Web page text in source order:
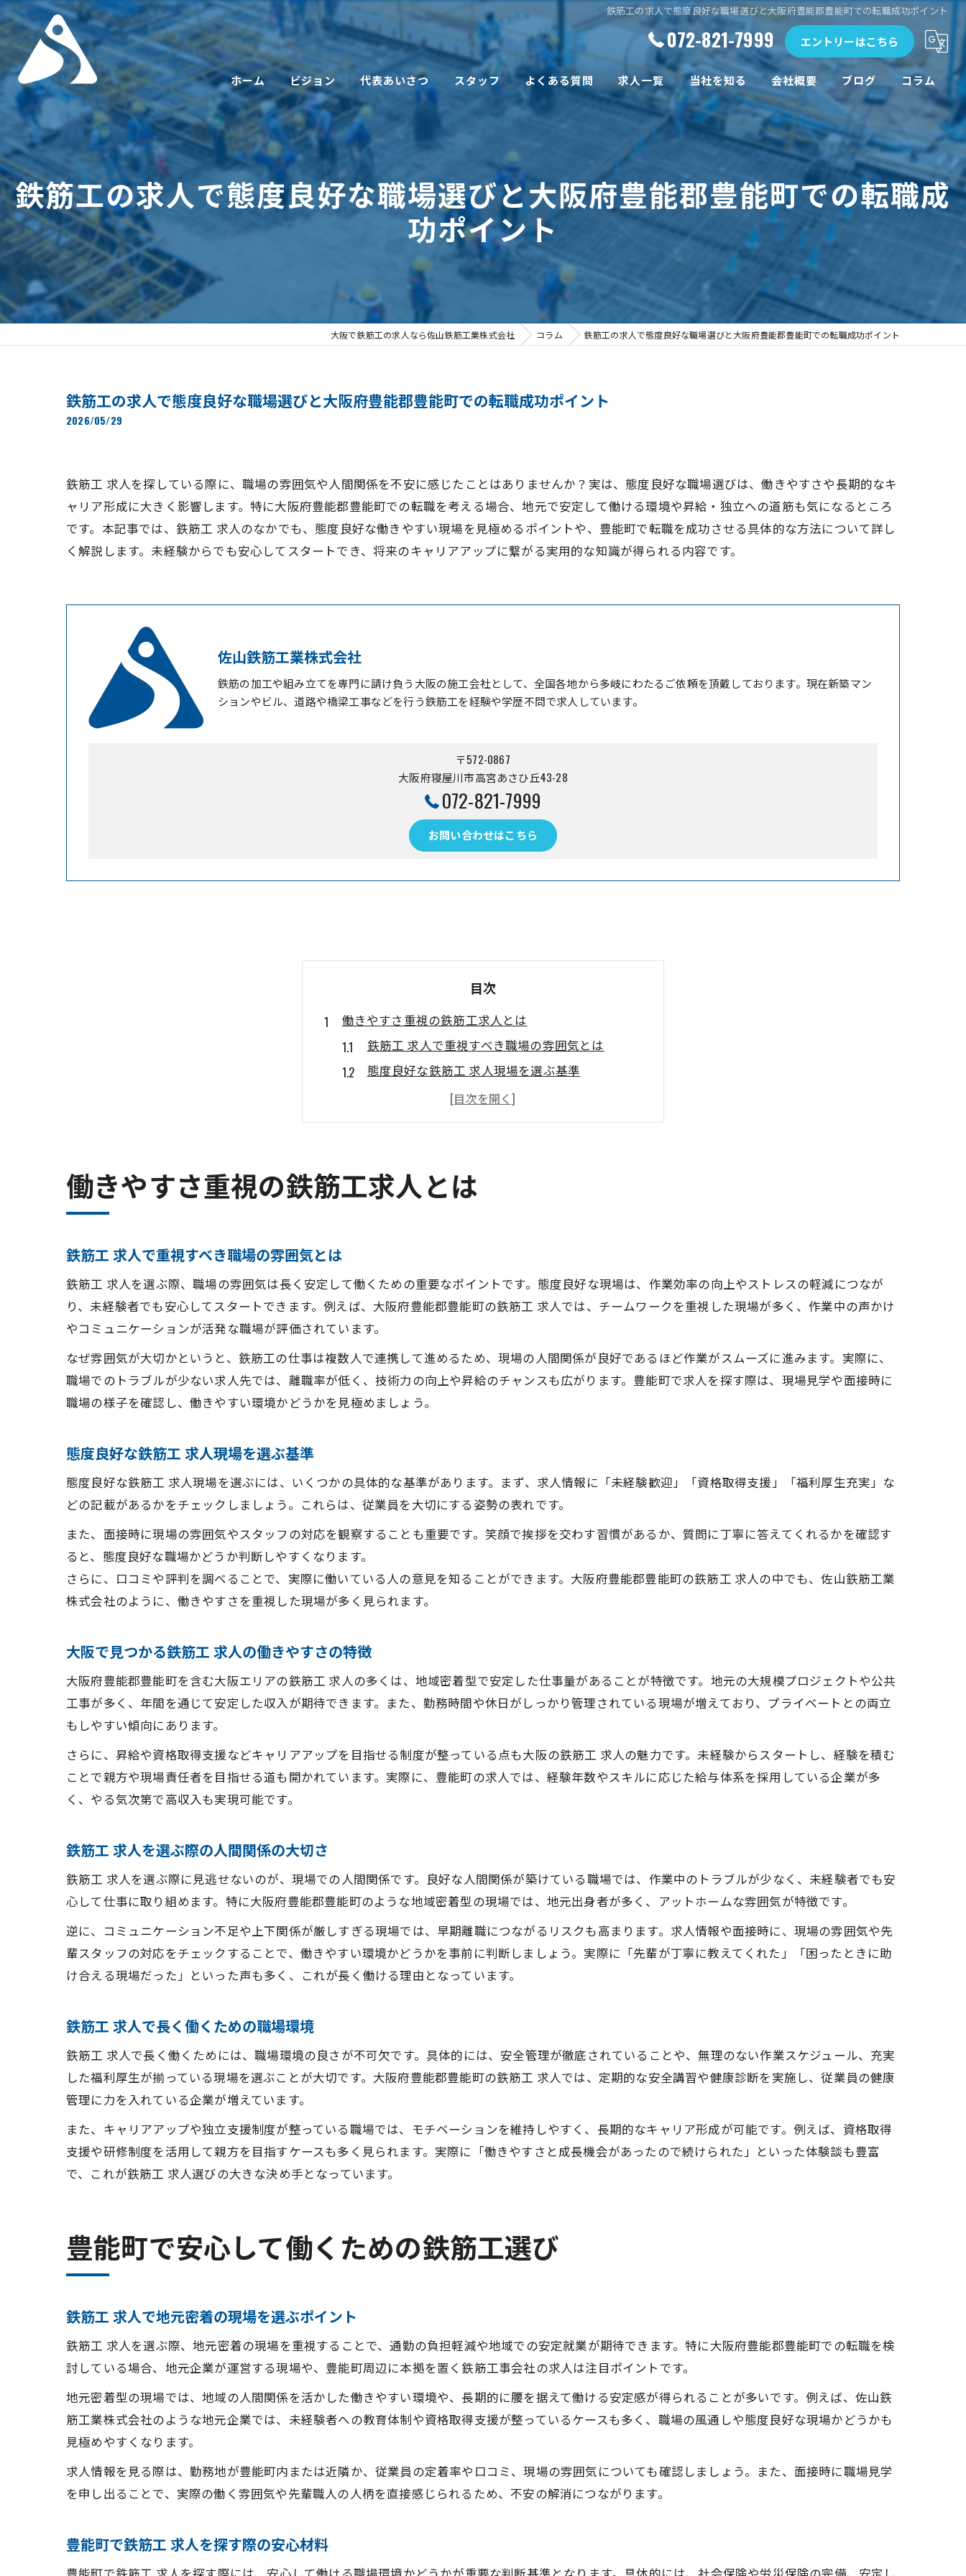
鉄筋工の求人で態度良好な職場選びと大阪府豊能郡豊能町での転職成功ポイント
072-821-7999 エントリーはこちら
ホーム ビジョン 代表あいさつ スタッフ よくある質問 求人一覧 当社を知る
未経験
会社概要 ブログ コラム
鉄筋工の求人で態度良好な職場選びと大阪府豊能郡豊能町での転職成
功ポイント
大阪で鉄筋工の求人なら佐山鉄筋工業株式会社 コラム 鉄筋工の求人で態度良好な職場選びと大阪府豊能郡豊能町での転職成功ポイント
鉄筋工の求人で態度良好な職場選びと大阪府豊能郡豊能町での転職成功ポイント
2026/05/29
鉄筋工 求人を探している際に、職場の雰囲気や人間関係を不安に感じたことはありませんか？実は、態度良好な職場選びは、働きやすさや長期的なキ
ャリア形成に大きく影響します。特に大阪府豊能郡豊能町での転職を考える場合、地元で安定して働ける環境や昇給・独立への道筋も気になるところ
です。本記事では、鉄筋工 求人のなかでも、態度良好な働きやすい現場を見極めるポイントや、豊能町で転職を成功させる具体的な方法について詳し
く解説します。未経験からでも安心してスタートでき、将来のキャリアアップに繋がる実用的な知識が得られる内容です。
佐山鉄筋工業株式会社
鉄筋の加工や組み立てを専門に請け負う大阪の施工会社として、全国各地から多岐にわたるご依頼を頂戴しております。現在新築マン
ションやビル、道路や橋梁工事などを行う鉄筋工を経験や学歴不問で求人しています。
〒572-0867
大阪府寝屋川市高宮あさひ丘43-28
072-821-7999
お問い合わせはこちら
目次
働きやすさ重視の鉄筋工求人とは
鉄筋工 求人で重視すべき職場の雰囲気とは
態度良好な鉄筋工 求人現場を選ぶ基準
大阪で見つかる鉄筋工 求人の働きやすさの特徴
鉄筋工 求人を選ぶ際の人間関係の大切さ
豊能町で安心して働くための鉄筋工選び
鉄筋工 求人で地元密着の現場を選ぶポイント
鉄筋工 求人と地元での働きやすさの関係
未経験から始める鉄筋工求人の魅力
鉄筋工 求人で未経験から成長できる環境とは
未経験で鉄筋工 求人を選ぶメリットと注意点
人間関係が良好な現場を探すコツ
鉄筋工 求人で職場の雰囲気を見抜く方法
面接時に鉄筋工 求人の人間関係を確認する方法
鉄筋工 求人の現場で相談しやすい環境とは
鉄筋工 求人で失敗しない転職先の選び方
転職前に確認したい鉄筋工 求人のポイント
鉄筋工 求人の待遇や給与を比較するコツ
転職成功のための鉄筋工 求人情報の活用術
将来を見据えた鉄筋工のキャリアアップ法
鉄筋工 求人で将来の年収アップを実現するには
鉄筋工 求人を通じてスキルを磨くポイント
働きやすさ重視の鉄筋工求人とは
鉄筋工 求人で重視すべき職場の雰囲気とは
鉄筋工 求人を選ぶ際、職場の雰囲気は長く安定して働くための重要なポイントです。態度良好な現場は、作業効率の向上やストレスの軽減につなが
り、未経験者でも安心してスタートできます。例えば、大阪府豊能郡豊能町の鉄筋工 求人では、チームワークを重視した現場が多く、作業中の声かけ
やコミュニケーションが活発な職場が評価されています。
なぜ雰囲気が大切かというと、鉄筋工の仕事は複数人で連携して進めるため、現場の人間関係が良好であるほど作業がスムーズに進みます。実際に、
職場でのトラブルが少ない求人先では、離職率が低く、技術力の向上や昇給のチャンスも広がります。豊能町で求人を探す際は、現場見学や面接時に
職場の様子を確認し、働きやすい環境かどうかを見極めましょう。
態度良好な鉄筋工 求人現場を選ぶ基準
態度良好な鉄筋工 求人現場を選ぶには、いくつかの具体的な基準があります。まず、求人情報に「未経験歓迎」「資格取得支援」「福利厚生充実」な
どの記載があるかをチェックしましょう。これらは、従業員を大切にする姿勢の表れです。
また、面接時に現場の雰囲気やスタッフの対応を観察することも重要です。笑顔で挨拶を交わす習慣があるか、質問に丁寧に答えてくれるかを確認す
ると、態度良好な職場かどうか判断しやすくなります。
さらに、口コミや評判を調べることで、実際に働いている人の意見を知ることができます。大阪府豊能郡豊能町の鉄筋工 求人の中でも、佐山鉄筋工業
株式会社のように、働きやすさを重視した現場が多く見られます。
大阪で見つかる鉄筋工 求人の働きやすさの特徴
大阪府豊能郡豊能町を含む大阪エリアの鉄筋工 求人の多くは、地域密着型で安定した仕事量があることが特徴です。地元の大規模プロジェクトや公共
工事が多く、年間を通じて安定した収入が期待できます。また、勤務時間や休日がしっかり管理されている現場が増えており、プライベートとの両立
もしやすい傾向にあります。
さらに、昇給や資格取得支援などキャリアアップを目指せる制度が整っている点も大阪の鉄筋工 求人の魅力です。未経験からスタートし、経験を積む
ことで親方や現場責任者を目指せる道も開かれています。実際に、豊能町の求人では、経験年数やスキルに応じた給与体系を採用している企業が多
く、やる気次第で高収入も実現可能です。
鉄筋工 求人を選ぶ際の人間関係の大切さ
鉄筋工 求人を選ぶ際に見逃せないのが、現場での人間関係です。良好な人間関係が築けている職場では、作業中のトラブルが少なく、未経験者でも安
心して仕事に取り組めます。特に大阪府豊能郡豊能町のような地域密着型の現場では、地元出身者が多く、アットホームな雰囲気が特徴です。
逆に、コミュニケーション不足や上下関係が厳しすぎる現場では、早期離職につながるリスクも高まります。求人情報や面接時に、現場の雰囲気や先
輩スタッフの対応をチェックすることで、働きやすい環境かどうかを事前に判断しましょう。実際に「先輩が丁寧に教えてくれた」「困ったときに助
け合える現場だった」といった声も多く、これが長く働ける理由となっています。
鉄筋工 求人で長く働くための職場環境
鉄筋工 求人で長く働くためには、職場環境の良さが不可欠です。具体的には、安全管理が徹底されていることや、無理のない作業スケジュール、充実
した福利厚生が揃っている現場を選ぶことが大切です。大阪府豊能郡豊能町の鉄筋工 求人では、定期的な安全講習や健康診断を実施し、従業員の健康
管理に力を入れている企業が増えています。
また、キャリアアップや独立支援制度が整っている職場では、モチベーションを維持しやすく、長期的なキャリア形成が可能です。例えば、資格取得
支援や研修制度を活用して親方を目指すケースも多く見られます。実際に「働きやすさと成長機会があったので続けられた」といった体験談も豊富
で、これが鉄筋工 求人選びの大きな決め手となっています。
豊能町で安心して働くための鉄筋工選び
鉄筋工 求人で地元密着の現場を選ぶポイント
鉄筋工 求人を選ぶ際、地元密着の現場を重視することで、通勤の負担軽減や地域での安定就業が期待できます。特に大阪府豊能郡豊能町での転職を検
討している場合、地元企業が運営する現場や、豊能町周辺に本拠を置く鉄筋工事会社の求人は注目ポイントです。
地元密着型の現場では、地域の人間関係を活かした働きやすい環境や、長期的に腰を据えて働ける安定感が得られることが多いです。例えば、佐山鉄
筋工業株式会社のような地元企業では、未経験者への教育体制や資格取得支援が整っているケースも多く、職場の風通しや態度良好な現場かどうかも
見極めやすくなります。
求人情報を見る際は、勤務地が豊能町内または近隣か、従業員の定着率や口コミ、現場の雰囲気についても確認しましょう。また、面接時に職場見学
を申し出ることで、実際の働く雰囲気や先輩職人の人柄を直接感じられるため、不安の解消につながります。
豊能町で鉄筋工 求人を探す際の安心材料